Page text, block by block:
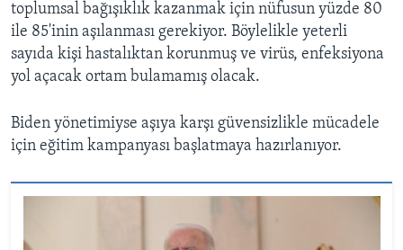
toplumsal bağışıklık kazanmak için nüfusun yüzde 80
ile 85'inin aşılanması gerekiyor. Böylelikle yeterli
sayıda kişi hastalıktan korunmuş ve virüs, enfeksiyona
yol açacak ortam bulamamış olacak.
Biden yönetimiyse aşıya karşı güvensizlikle mücadele
için eğitim kampanyası başlatmaya hazırlanıyor.